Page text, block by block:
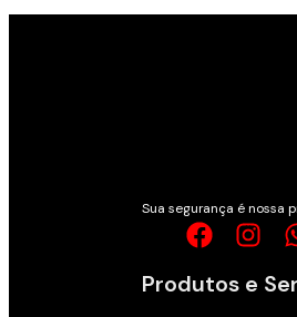
Sua segurança é nossa
Produtos e